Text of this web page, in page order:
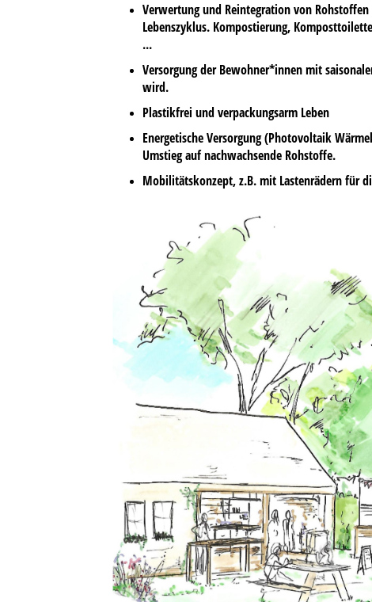
Verwertung und Reintegration von
Lebenszyklus. Kompostierung,
...
Versorgung der Bewohner*innen mit
wird.
Plastikfrei und verpackungsarm Leben
Energetische Versorgung (Photovoltaik
Umstieg auf nachwachsende Rohstoffe.
Mobilitätskonzept, z.B. mit Lastenrädern für